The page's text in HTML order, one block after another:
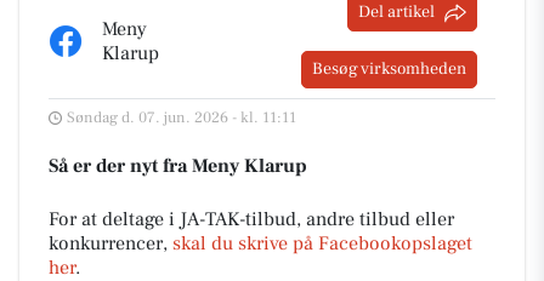
Meny
Klarup
Del artikel
Besøg virksomheden
Søndag d. 07. jun. 2026 - kl. 11:11
Så er der nyt fra Meny Klarup
For at deltage i JA-TAK-tilbud, andre tilbud eller
konkurrencer, skal du skrive på Facebookopslaget
her.